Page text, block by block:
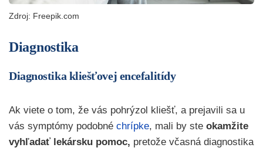
Zdroj: Freepik.com
Diagnostika
Diagnostika kliešťovej encefalitídy
Ak viete o tom, že vás pohrýzol kliešť, a prejavili sa u
vás symptómy podobné chrípke, mali by ste okamžite
vyhľadať lekársku pomoc, pretože včasná diagnostika